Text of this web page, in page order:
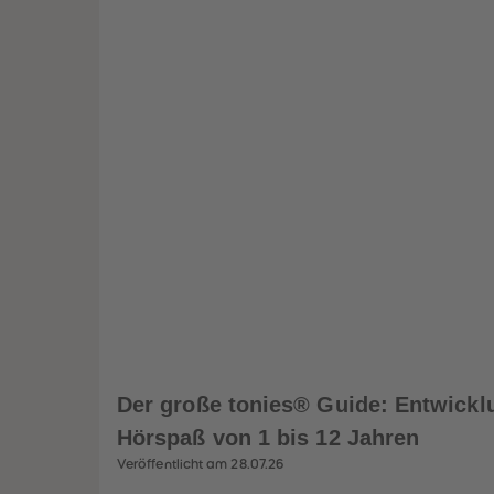
Der große tonies® Guide:
Hörspaß von 1 bis 12 Jahren
Veröffentlicht am 28.07.26